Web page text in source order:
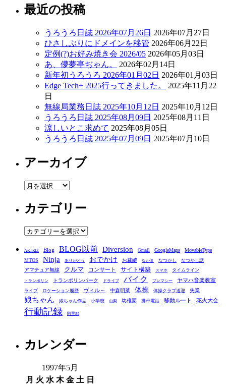
最近の投稿
うろうろ日誌 2026年07月26日 2026年07月27日
ひさしぶりにドメインを移管 2026年06月22日
定例(?)お好み焼き会 2026/05 2026年05月03日
あ、儚夢亭ぢゃん。
2026年02月14日
新年初うろうろ 2026年01月02日 2026年01月03日
Edge Tech+ 2025行ってきました。
2025年11月22
日
無線局業務日誌 2025年10月12日 2025年10月12日
うろうろ日誌 2025年08月09日 2025年08月11日
涼しいとこ求めて 2025年08月05日
うろうろ日誌 2025年07月09日 2025年07月10日
アーカイブ
ア
カ
イ
ブ
カテゴリー
カ
ゴ
リ
ー
ARTRIZ Blog BLOG以前 Diversion Gmail GoogleMaps
MovableType
MTOS
Ninja ありがとう おでかけ お裁縫 なかま なつかし なつかし話
アマチュア無線 クルマ コンサート サイト構築 スマホ タイムライン
トランポリン トランポリンパーク ドライブ バイク プレマシー ヤマハ音楽教室
ライブ ロケーション履歴 ヴィル～ 中森明菜 体操 体操クラブ送迎 失業
娘ちゃん 娘ちゃん作品 小学校 山梨 幼稚園 携帯電話 移動ルート 花火大会
行動記録 阿里耶
カレンダー
1997年5月
月 火 水 木 金 土 日